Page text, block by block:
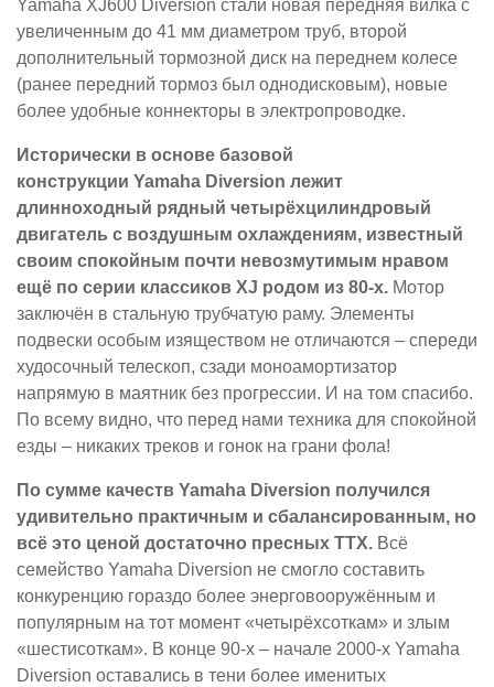
Yamaha XJ600 Diversion стали новая передняя вилка с
увеличенным до 41 мм диаметром труб, второй
дополнительный тормозной диск на переднем колесе
(ранее передний тормоз был однодисковым), новые
более удобные коннекторы в электропроводке.
Исторически в основе базовой
конструкции Yamaha Diversion лежит
длинноходный рядный четырёхцилиндровый
двигатель с воздушным охлаждениям, известный
своим спокойным почти невозмутимым нравом
ещё по серии классиков XJ родом из 80-х. Мотор
заключён в стальную трубчатую раму. Элементы
подвески особым изяществом не отличаются – спереди
худосочный телескоп, сзади моноамортизатор
напрямую в маятник без прогрессии. И на том спасибо.
По всему видно, что перед нами техника для спокойной
езды – никаких треков и гонок на грани фола!
По сумме качеств Yamaha Diversion получился
удивительно практичным и сбалансированным, но
всё это ценой достаточно пресных ТТХ. Всё
семейство Yamaha Diversion не смогло составить
конкуренцию гораздо более энерговооружённым и
популярным на тот момент «четырёхсоткам» и злым
«шестисоткам». В конце 90-х – начале 2000-х Yamaha
Diversion оставались в тени более именитых